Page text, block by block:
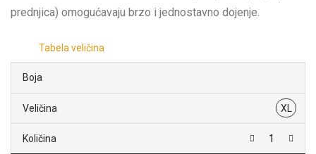
3.650 RSD.
prednjica) omogućavaju brzo i jednostavno dojenje.
Tabela veličina
Boja
Veličina XL
Količina